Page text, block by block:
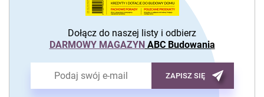
Dołącz do naszej listy i odbierz
DARMOWY MAGAZYN ABC Budowania
ZAPISZ SIĘ